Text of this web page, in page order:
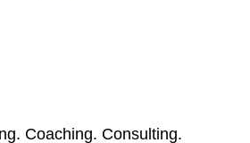
Coaching. Consulting.